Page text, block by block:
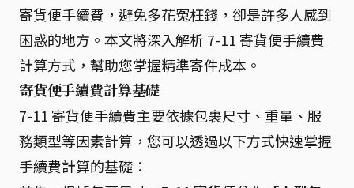
寄貨便手續費，避免多花冤枉錢，卻是許多人感到
困惑的地方。本文將深入解析 7-11 寄貨便手續費
計算方式，幫助您掌握精準寄件成本。
寄貨便手續費計算基礎
7-11 寄貨便手續費主要依據包裹尺寸、重量、服
務類型等因素計算，您可以透過以下方式快速掌握
手續費計算的基礎：